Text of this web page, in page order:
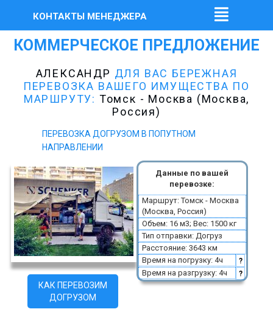
КОНТАКТЫ МЕНЕДЖЕРА
КОММЕРЧЕСКОЕ ПРЕДЛОЖЕНИЕ
АЛЕКСАНДР ДЛЯ ВАС БЕРЕЖНАЯ
ПЕРЕВОЗКА ВАШЕГО ИМУЩЕСТВА ПО
МАРШРУТУ: Томск - Москва (Москва,
Россия)
КАК ПЕРЕВОЗИМ
ДОГРУЗОМ
Данные по вашей
перевозке:
Маршрут: Томск - Москва
(Москва, Россия)
Объем: 16 м3; Вес: 1500 кг
Тип отправки: Догруз
Расстояние: 3643 км
Время на погрузку: 4ч
?
Время на разгрузку: 4ч ?
ПЕРЕВОЗКА ДОГРУЗОМ В ПОПУТНОМ
НАПРАВЛЕНИИ